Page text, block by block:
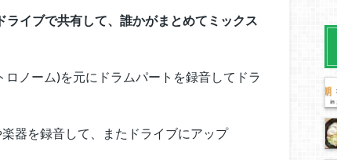
ライブで共有して、誰かがまとめてミックス
ノーム)を元にドラムパートを録音してドラ
器を録音して、またドライブにアップ